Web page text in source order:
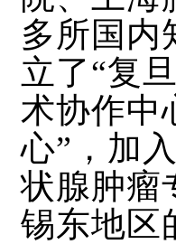
多所国内
立了“复
术协作中
心”，加
状腺肿瘤
锡东地区